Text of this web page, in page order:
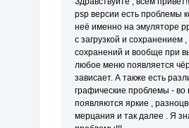
psp версии есть проблемы
неё именно на эмуляторе
с загрузкой и сохранением ,
сохранений и вообще при
любое меню появляется
зависает. А также есть
графические проблемы - во
появляются яркие ,
мерцания и так далее . Я